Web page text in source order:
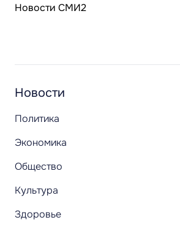
Новости СМИ2
Новости
Политика
Экономика
Общество
Культура
Здоровье